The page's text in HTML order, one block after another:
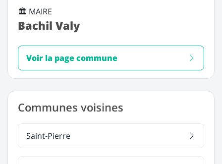
🏛️ MAIRE
Bachil Valy
Voir la page commune
Communes voisines
Saint-Pierre